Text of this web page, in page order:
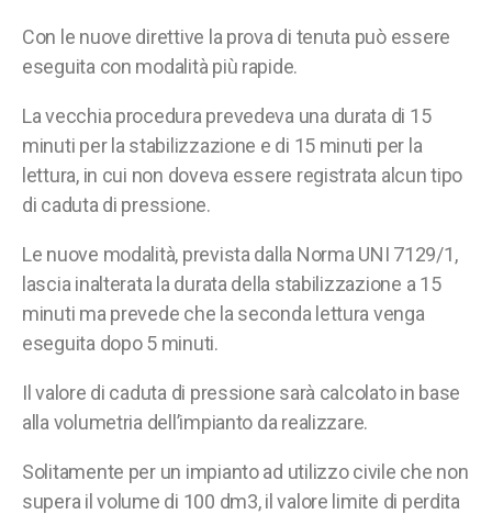
Con le nuove direttive la prova di tenuta può essere
eseguita con modalità più rapide.
La vecchia procedura prevedeva una durata di 15
minuti per la stabilizzazione e di 15 minuti per la
lettura, in cui non doveva essere registrata alcun tipo
di caduta di pressione.
Le nuove modalità, prevista dalla Norma UNI 7129/1,
lascia inalterata la durata della stabilizzazione a 15
minuti ma prevede che la seconda lettura venga
eseguita dopo 5 minuti.
Il valore di caduta di pressione sarà calcolato in base
alla volumetria dell’impianto da realizzare.
Solitamente per un impianto ad utilizzo civile che non
supera il volume di 100 dm3, il valore limite di perdita